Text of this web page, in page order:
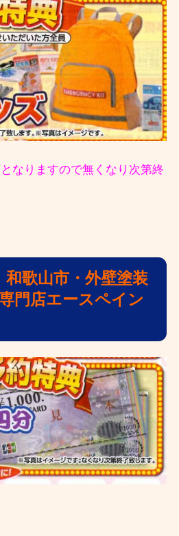
なりますので無くなり次第終
和歌山市・外壁塗装
門店エースペイン